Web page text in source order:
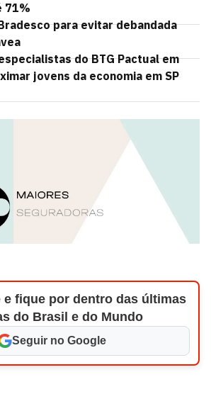
71%
para evitar debandada
do BTG Pactual em
jovens da economia em SP
e fique por dentro das últimas
do Brasil e do Mundo
Seguir no Google